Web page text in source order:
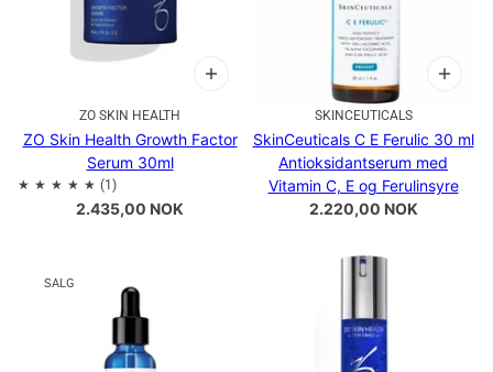
ZO SKIN HEALTH
ZO Skin Health Growth Factor
Serum 30ml
2.435,00 NOK
SKINCEUTICALS
SkinCeuticals C E Ferulic 30 ml
Antioksidantserum med
Vitamin C, E og Ferulinsyre
2.220,00 NOK
SALG